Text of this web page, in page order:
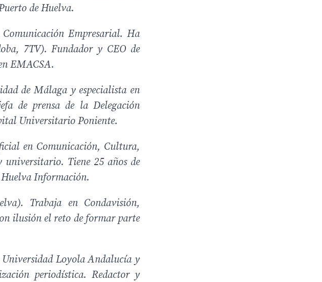
de Huelva.
Empresarial. Ha
7TV). Fundador y CEO de
EMACSA.
de Málaga y especialista en
de prensa de la Delegación
Universitario Poniente.
en Comunicación, Cultura,
universitario. Tiene 25 años de
Huelva Información.
Trabaja en Condavisión,
ilusión el reto de formar parte
Loyola Andalucía y
periodística. Redactor y